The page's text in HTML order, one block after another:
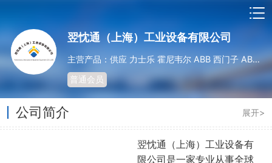
翌忱通（上海）工业设备有限公司
主营产品：供应 力士乐 霍尼韦尔 ABB 西门子 AB 施耐德 SEW 发那科 安川 等
普通会员
公司简介 展开>
翌忱通（上海）工业设备有
限公司是一家专业从事全球